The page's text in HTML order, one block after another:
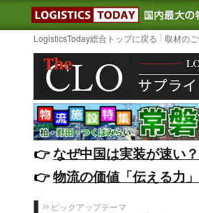
LogisticsToday総合トップに戻る 取材の
👉️なぜ中国は実装が速い
👉️物流の価値「伝える力
ピックアップテーマ